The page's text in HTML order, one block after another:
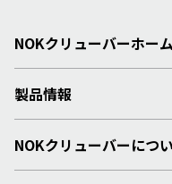
NOKクリューバーホーム
製品情報
NOKクリューバーにつ